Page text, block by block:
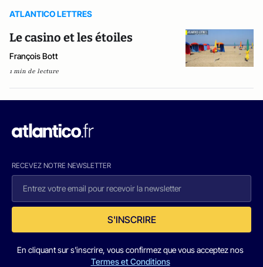
ATLANTICO LETTRES
Le casino et les étoiles
François Bott
1 min de lecture
RECEVEZ NOTRE NEWSLETTER
S'INSCRIRE
En cliquant sur s'inscrire, vous confirmez que vous acceptez nos
Termes et Conditions